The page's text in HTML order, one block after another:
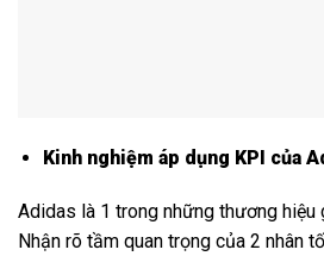
Kinh nghiệm áp dụng KPI của
Adidas là 1 trong những thương hiệu
Nhận rõ tầm quan trọng của 2 nhân